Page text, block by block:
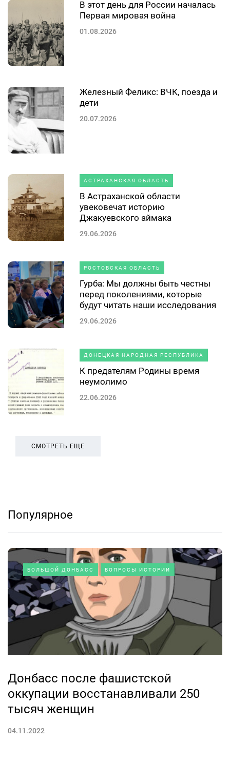
В этот день для России началась
Первая мировая война
01.08.2026
Железный Феликс: ВЧК, поезда и
дети
20.07.2026
АСТРАХАНСКАЯ ОБЛАСТЬ
В Астраханской области
увековечат историю
Джакуевского аймака
29.06.2026
РОСТОВСКАЯ ОБЛАСТЬ
Гурба: Мы должны быть честны
перед поколениями, которые
будут читать наши исследования
29.06.2026
ДОНЕЦКАЯ НАРОДНАЯ РЕСПУБЛИКА
К предателям Родины время
неумолимо
22.06.2026
СМОТРЕТЬ ЕЩЕ
Популярное
БОЛЬШОЙ ДОНБАСС ВОПРОСЫ ИСТОРИИ
Донбасс после фашистской
оккупации восстанавливали 250
тысяч женщин
04.11.2022